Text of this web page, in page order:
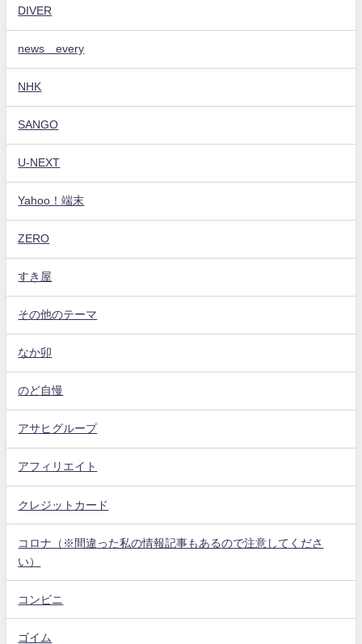
DIVER
news every
NHK
SANGO
U-NEXT
Yahoo！端末
ZERO
すき屋
その他のテーマ
なか卯
のど自慢
アサヒグループ
アフィリエイト
クレジットカード
コロナ（※間違った私の情報記事もあるので注意してくださ
い）
コンビニ
ゴイム